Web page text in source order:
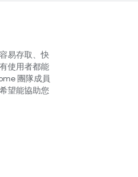
易存取、快
使用者都能
團隊成員
望能協助您